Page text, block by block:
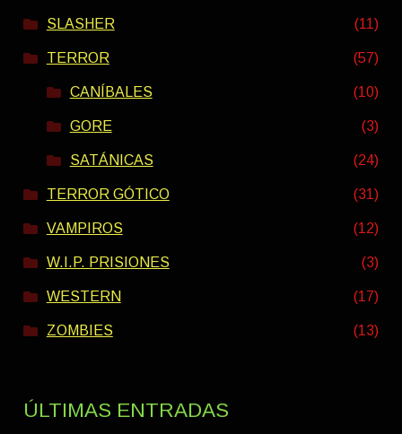
SLASHER (11)
TERROR (57)
CANÍBALES (10)
GORE (3)
SATÁNICAS (24)
TERROR GÓTICO (31)
VAMPIROS (12)
W.I.P. PRISIONES (3)
WESTERN (17)
ZOMBIES (13)
ÚLTIMAS ENTRADAS